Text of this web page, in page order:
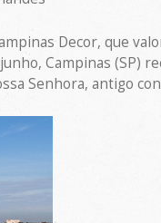
Decor, que
Campinas (SP)
Senhora, antigo